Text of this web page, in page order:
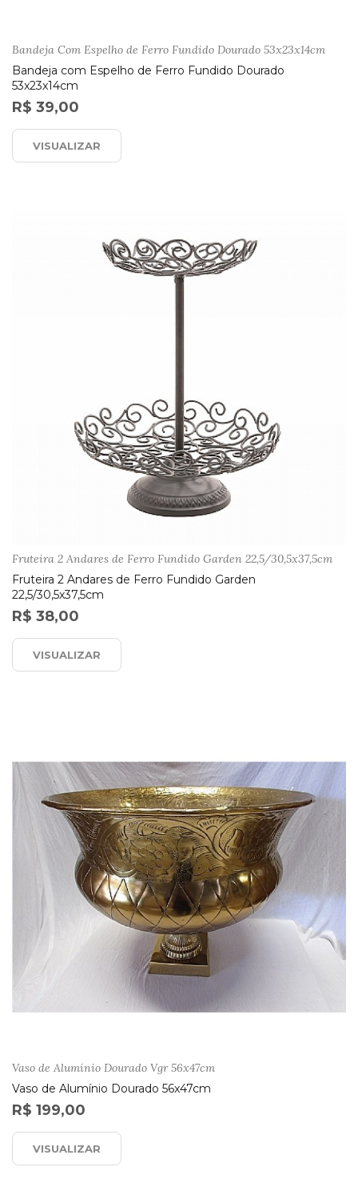
Bandeja Com Espelho de Ferro Fundido Dourado 53x23x14cm
Bandeja com Espelho de Ferro Fundido Dourado
53x23x14cm
R$ 39,00
VISUALIZAR
Fruteira 2 Andares de Ferro Fundido Garden 22,5/30,5x37,5cm
Fruteira 2 Andares de Ferro Fundido Garden
22,5/30,5x37,5cm
R$ 38,00
VISUALIZAR
Vaso de Alumínio Dourado Vgr 56x47cm
Vaso de Alumínio Dourado 56x47cm
R$ 199,00
VISUALIZAR